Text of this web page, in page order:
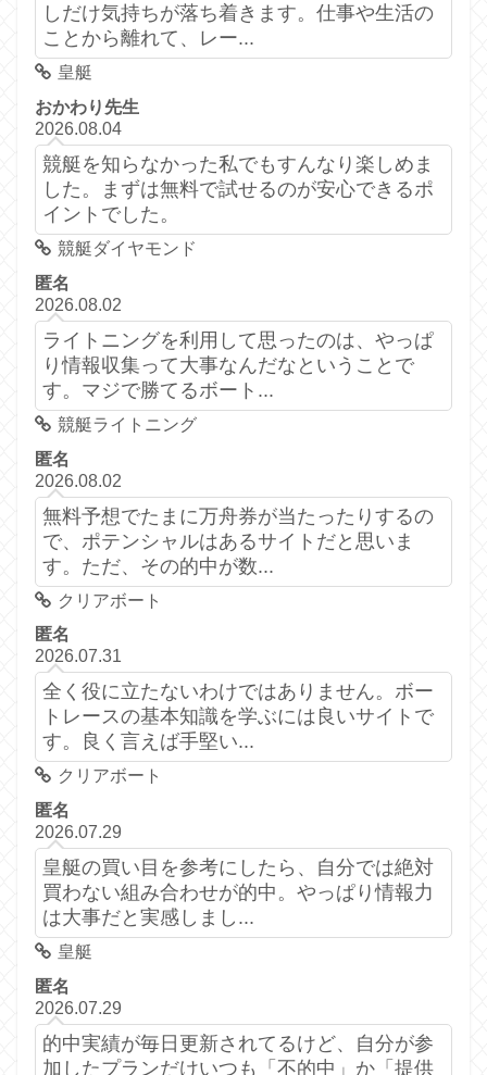
しだけ気持ちが落ち着きます。仕事や生活の
ことから離れて、レー...
皇艇
おかわり先生
2026.08.04
競艇を知らなかった私でもすんなり楽しめま
した。まずは無料で試せるのが安心できるポ
イントでした。
競艇ダイヤモンド
匿名
2026.08.02
ライトニングを利用して思ったのは、やっぱ
り情報収集って大事なんだなということで
す。マジで勝てるボート...
競艇ライトニング
匿名
2026.08.02
無料予想でたまに万舟券が当たったりするの
で、ポテンシャルはあるサイトだと思いま
す。ただ、その的中が数...
クリアボート
匿名
2026.07.31
全く役に立たないわけではありません。ボー
トレースの基本知識を学ぶには良いサイトで
す。良く言えば手堅い...
クリアボート
匿名
2026.07.29
皇艇の買い目を参考にしたら、自分では絶対
買わない組み合わせが的中。やっぱり情報力
は大事だと実感しまし...
皇艇
匿名
2026.07.29
的中実績が毎日更新されてるけど、自分が参
加したプランだけいつも「不的中」か「提供